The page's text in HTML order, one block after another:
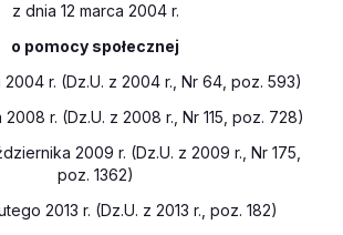
z dnia 12 marca 2004 r.
o pomocy społecznej
2004 r. (Dz.U. z 2004 r., Nr 64, poz. 593)
r. (Dz.U. z 2008 r., Nr 115, poz. 728)
2009 r. (Dz.U. z 2009 r., Nr 175,
poz. 1362)
2013 r. (Dz.U. z 2013 r., poz. 182)